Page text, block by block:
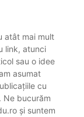
atât mai mult
link, atunci
sau o idee
asumat
cu
Ne bucurăm
și suntem